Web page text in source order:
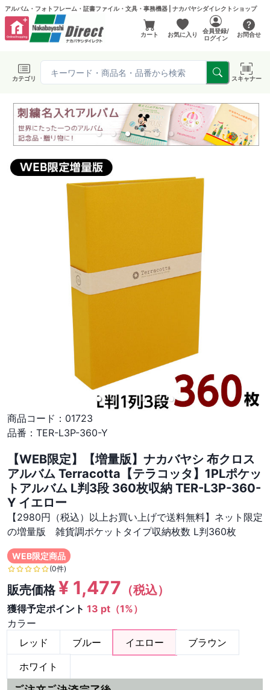
アルバム・フォトフレーム・証書ファイル・文具・事務機器 | ナカバヤシダイレクトショップ
カート お気に入り
会員登録/
ログイン
お問合せ
カテゴリ スキャナー
商品コード： 01723
品番： TER-L3P-360-Y
【WEB限定】【増量版】ナカバヤシ 布クロス
アルバム Terracotta【テラコッタ】1PLポケッ
トアルバム L判3段 360枚収納 TER-L3P-360-
Y イエロー
【2980円（税込）以上お買い上げで送料無料】ネット限定
の増量版 雑貨調ポケットタイプ収納枚数 L判360枚
WEB限定商品
(0件)
販売価格¥ 1,477 （税込）
獲得予定ポイント 13 pt（1%）
カラー
レッド
ブルー イエロー
ブラウン
ホワイト